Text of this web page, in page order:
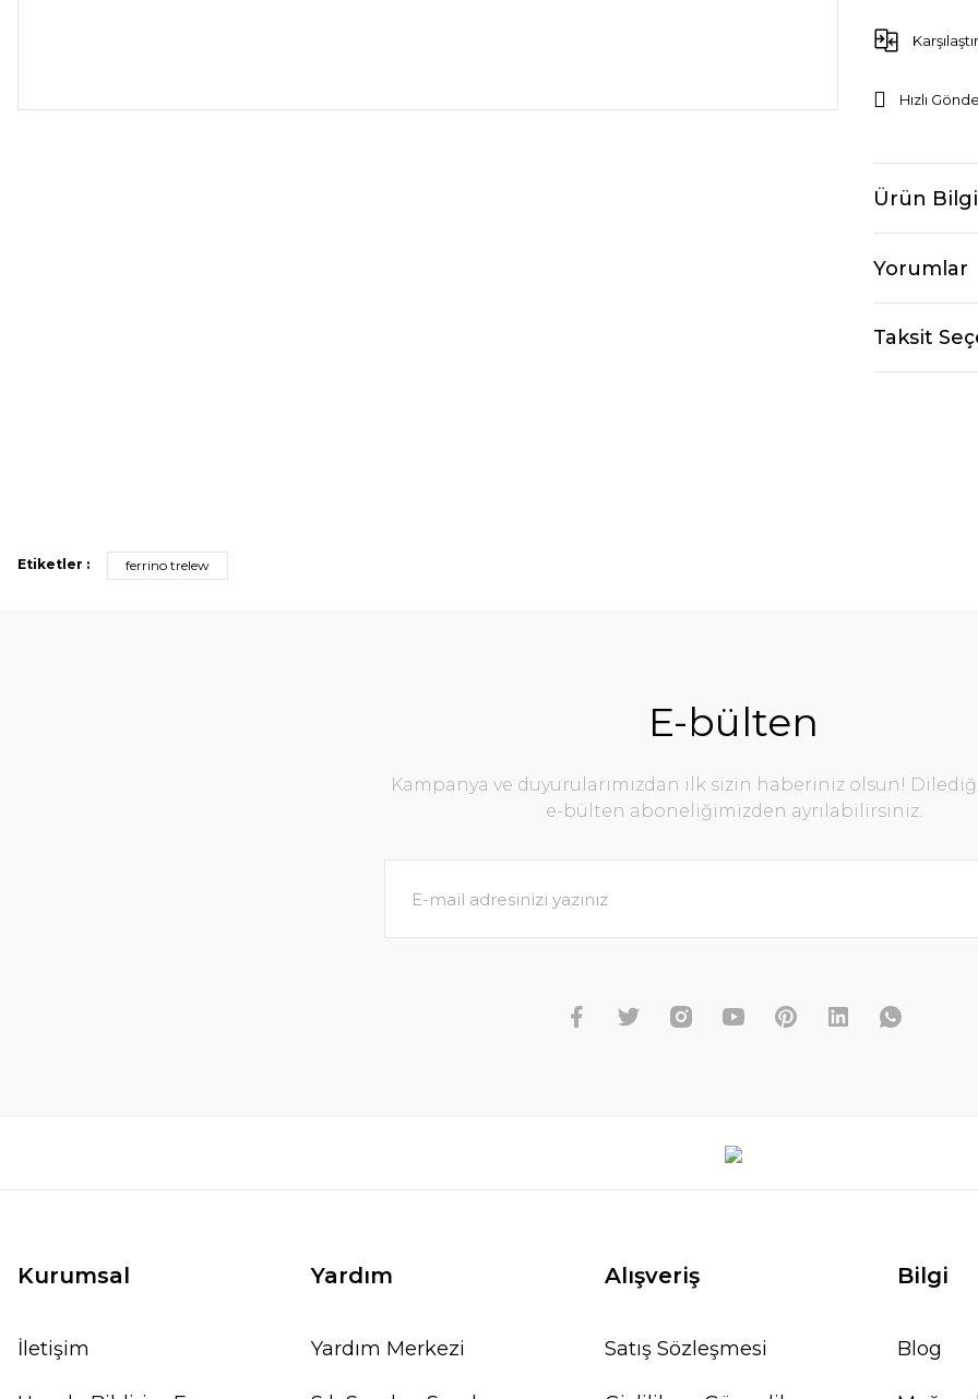
Karşılaştır
Hızlı
Ürün
Yorumlar
Taksit
Etiketler : ferrino trelew
E-bülten
Kampanya ve duyurularımızdan ilk sizin haberiniz olsun!
e-bülten aboneliğimizden ayrılabilirsiniz.
Kurumsal
İletişim
Yardım
Yardım Merkezi
Alışveriş
Satış Sözleşmesi
Bilgi
Blog